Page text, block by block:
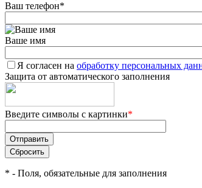
Ваш телефон*
Ваше имя
Я согласен на обработку персональных
Защита от автоматического заполнения
Введите символы с картинки*
* - Поля, обязательные для заполнения